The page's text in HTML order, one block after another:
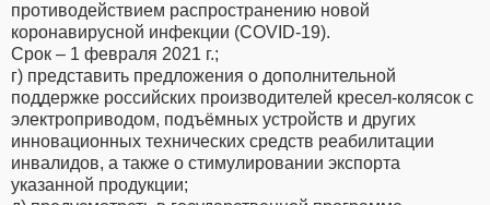
противодействием распространению новой
коронавирусной инфекции (COVID-19).
Срок – 1 февраля 2021 г.;
г) представить предложения о дополнительной
поддержке российских производителей кресел-колясок с
электроприводом, подъёмных устройств и других
инновационных технических средств реабилитации
инвалидов, а также о стимулировании экспорта
указанной продукции;